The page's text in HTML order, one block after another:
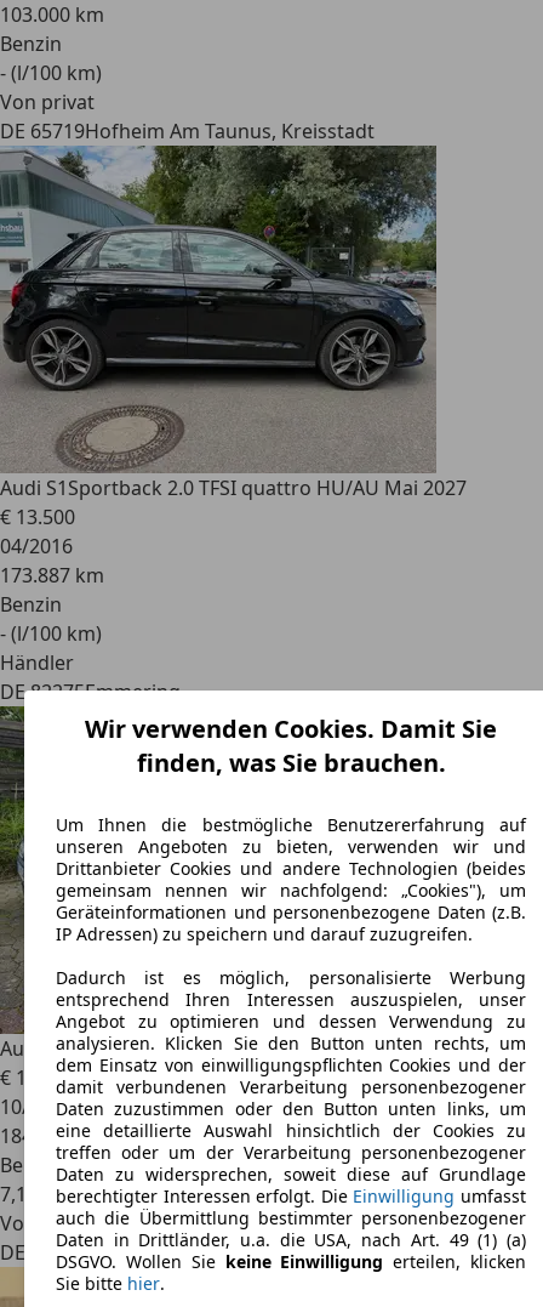
103.000 km
Benzin
- (l/100 km)
Von privat
DE 65719Hofheim Am Taunus, Kreisstadt
Audi S1Sportback 2.0 TFSI quattro HU/AU Mai 2027
€ 13.500
04/2016
173.887 km
Benzin
- (l/100 km)
Händler
DE 82275Emmering
Audi S1S1 Sportback
€ 13.500
10/2014
184.000 km
Benzin
7,1 l/100 km (komb.)
Von privat
DE 38440Wolfsburg, Stadt
Wir verwenden Cookies. Damit Sie
finden, was Sie brauchen.
Um Ihnen die bestmögliche Benutzererfahrung auf
unseren Angeboten zu bieten, verwenden wir und
Drittanbieter Cookies und andere Technologien (beides
gemeinsam nennen wir nachfolgend: „Cookies"), um
Geräteinformationen und personenbezogene Daten (z.B.
IP Adressen) zu speichern und darauf zuzugreifen.
Dadurch ist es möglich, personalisierte Werbung
entsprechend Ihren Interessen auszuspielen, unser
Angebot zu optimieren und dessen Verwendung zu
analysieren. Klicken Sie den Button unten rechts, um
dem Einsatz von einwilligungspflichten Cookies und der
damit verbundenen Verarbeitung personenbezogener
Daten zuzustimmen oder den Button unten links, um
eine detaillierte Auswahl hinsichtlich der Cookies zu
treffen oder um der Verarbeitung personenbezogener
Daten zu widersprechen, soweit diese auf Grundlage
berechtigter Interessen erfolgt. Die Einwilligung umfasst
auch die Übermittlung bestimmter personenbezogener
Daten in Drittländer, u.a. die USA, nach Art. 49 (1) (a)
DSGVO. Wollen Sie keine Einwilligung erteilen, klicken
Sie bitte hier.